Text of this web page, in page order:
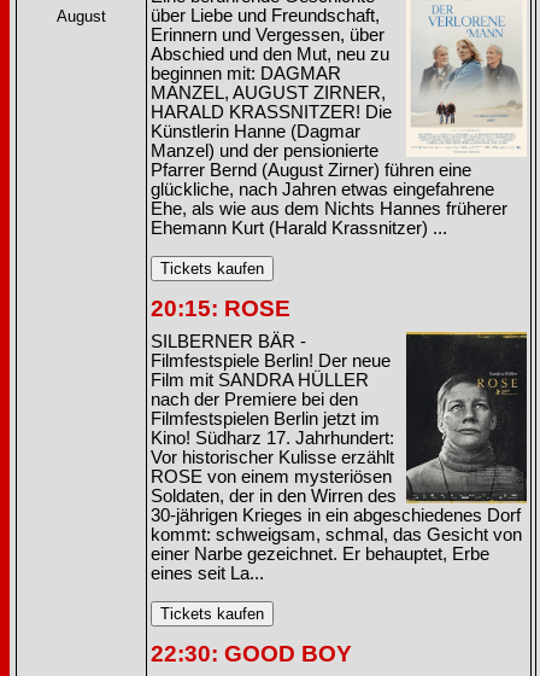
August
über Liebe und Freundschaft,
Erinnern und Vergessen, über
Abschied und den Mut, neu zu
beginnen mit: DAGMAR
MANZEL, AUGUST ZIRNER,
HARALD KRASSNITZER! Die
Künstlerin Hanne (Dagmar
Manzel) und der pensionierte
Pfarrer Bernd (August Zirner) führen eine
glückliche, nach Jahren etwas eingefahrene
Ehe, als wie aus dem Nichts Hannes früherer
Ehemann Kurt (Harald Krassnitzer) ...
20:15: ROSE
SILBERNER BÄR -
Filmfestspiele Berlin! Der neue
Film mit SANDRA HÜLLER
nach der Premiere bei den
Filmfestspielen Berlin jetzt im
Kino! Südharz 17. Jahrhundert:
Vor historischer Kulisse erzählt
ROSE von einem mysteriösen
Soldaten, der in den Wirren des
30-jährigen Krieges in ein abgeschiedenes Dorf
kommt: schweigsam, schmal, das Gesicht von
einer Narbe gezeichnet. Er behauptet, Erbe
eines seit La...
22:30: GOOD BOY